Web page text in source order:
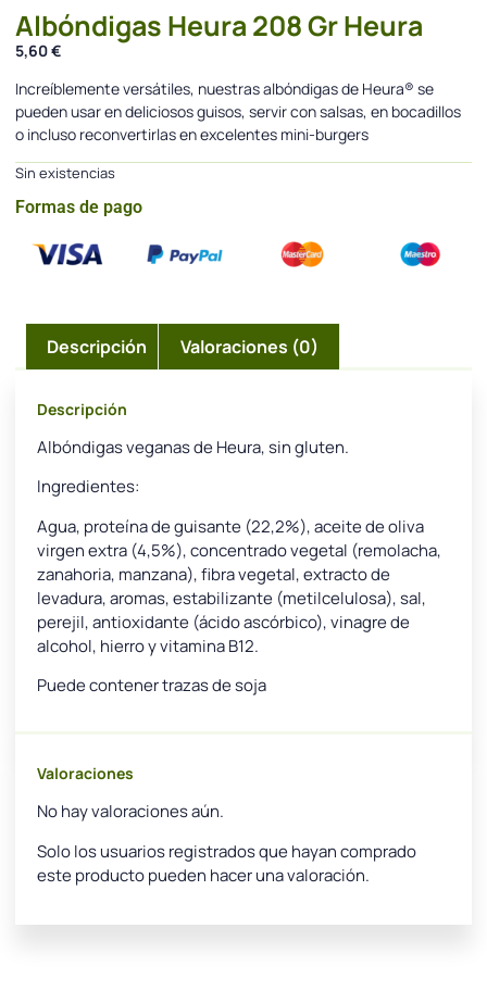
Albóndigas Heura 208 Gr Heura
5,60€
Increíblemente versátiles, nuestras albóndigas de Heura® se
pueden usar en deliciosos guisos, servir con salsas, en bocadillos
o incluso reconvertirlas en excelentes mini-burgers
Sin existencias
Formas de pago
Descripción Valoraciones (0)
Descripción
Albóndigas veganas de Heura, sin gluten.
Ingredientes:
Agua, proteína de guisante (22,2%), aceite de oliva
virgen extra (4,5%), concentrado vegetal (remolacha,
zanahoria, manzana), fibra vegetal, extracto de
levadura, aromas, estabilizante (metilcelulosa), sal,
perejil, antioxidante (ácido ascórbico), vinagre de
alcohol, hierro y vitamina B12.
Puede contener trazas de soja
Valoraciones
No hay valoraciones aún.
Solo los usuarios registrados que hayan comprado
este producto pueden hacer una valoración.